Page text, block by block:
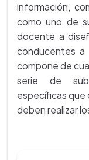
información,
como uno de
docente a
conducentes a
compone de
serie de
específicas que
deben realizar